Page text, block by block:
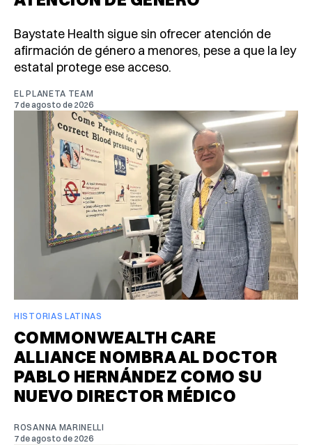
Baystate Health sigue sin ofrecer atención de
afirmación de género a menores, pese a que la ley
estatal protege ese acceso.
EL PLANETA TEAM
7 de agosto de 2026
HISTORIAS LATINAS
COMMONWEALTH CARE
ALLIANCE NOMBRA AL DOCTOR
PABLO HERNÁNDEZ COMO SU
NUEVO DIRECTOR MÉDICO
ROSANNA MARINELLI
7 de agosto de 2026